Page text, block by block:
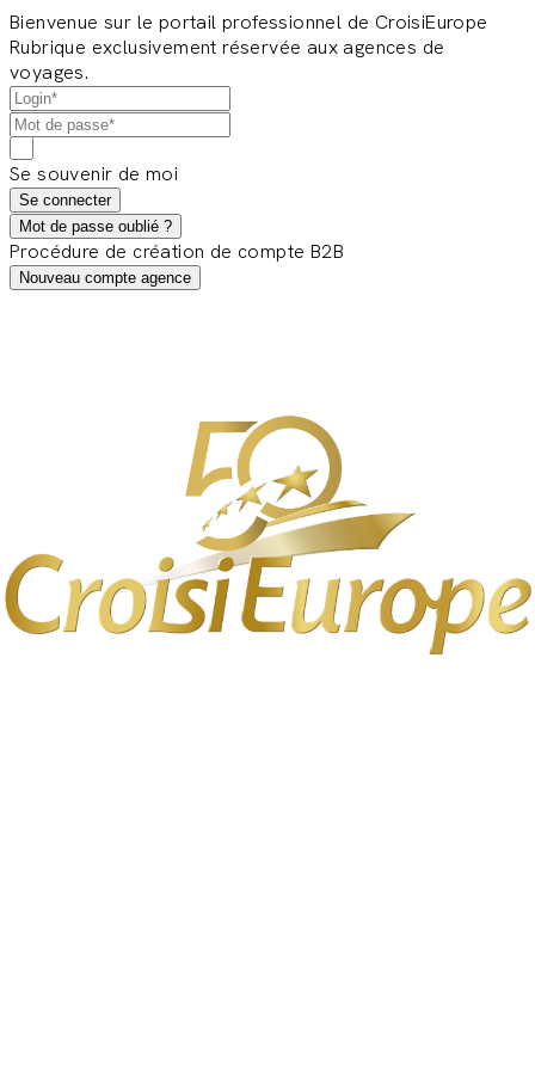
Bienvenue sur le portail professionnel de CroisiEurope
Rubrique exclusivement réservée aux agences de
voyages.
Se souvenir de moi
Se connecter
Mot de passe oublié ?
Procédure de création de compte B2B
Nouveau compte agence